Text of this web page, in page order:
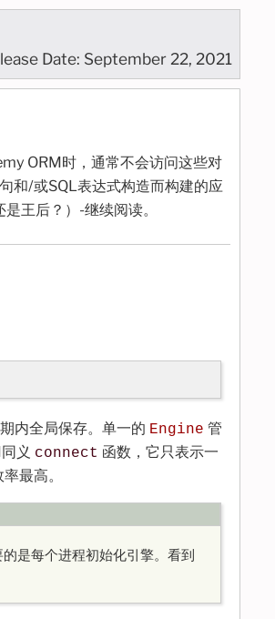
Date: September 22, 2021
ORM时，通常不会访问这些对
和/或SQL表达式构造而构建的应
王后？）-继续阅读。
内全局保存。单一的 Engine 管
义 connect 函数，它只表示一
最高。
的是每个进程初始化引擎。看到